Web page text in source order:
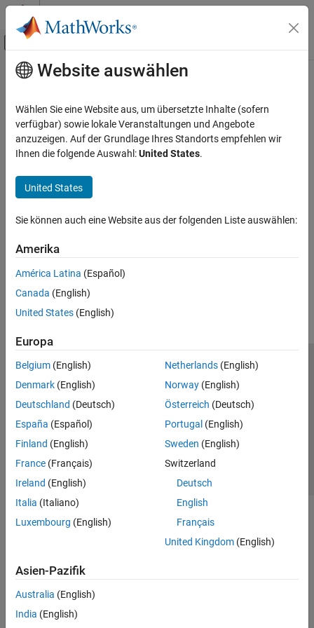
Weiter zum Inhalt
Umschaltung für Off-Canvas-
Startseite der Dokumentation
Hauptinhalt
How useful was this information?
Website auswählen
Wählen Sie eine Website aus, um übersetzte Inhalte (sofern
verfügbar) sowie lokale Veranstaltungen und Angebote
anzuzeigen. Auf der Grundlage Ihres Standorts empfehlen wir
Ihnen die folgende Auswahl:United States.
United States
Sie können auch eine Website aus der folgenden Liste auswählen:
Amerika
América Latina (Español)
Canada (English)
United States (English)
Europa
Belgium (English)
Denmark (English)
Deutschland (Deutsch)
España (Español)
Finland (English)
France (Français)
Ireland (English)
Italia (Italiano)
Luxembourg (English)
Netherlands(English)
Norway(English)
Österreich (Deutsch)
Portugal (English)
Sweden (English)
Switzerland
Deutsch
English
Français
United Kingdom(English)
Asien-Pazifik
Australia (English)
India (English)
Trust Center
Datenschutz-Richtlinien
Datendiebstahl verhindern
Status von Anwendungen
© 1994-2026 The MathWorks, Inc.
Website auswählen
Deutschland